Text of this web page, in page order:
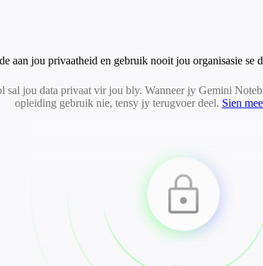
aan jou privaatheid en gebruik nooit jou organisasie se
sal jou data privaat vir jou bly. Wanneer jy Gemini
opleiding gebruik nie, tensy jy terugvoer deel. Sien